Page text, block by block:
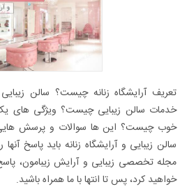
تعریف آرایشگاه زنانه چیست؟ سالن
خدمات سالن زیبایی چیست؟ ویژگی های یک
خوب چیست؟ این ها سوالات و پرسش
سالن زیبایی و آرایشگاه زنانه باید پاسخ آنها
مجله تخصصی زیبایی و آرایش زیبامون،
خواهید کرد، پس تا انتها با ما همراه باشید.